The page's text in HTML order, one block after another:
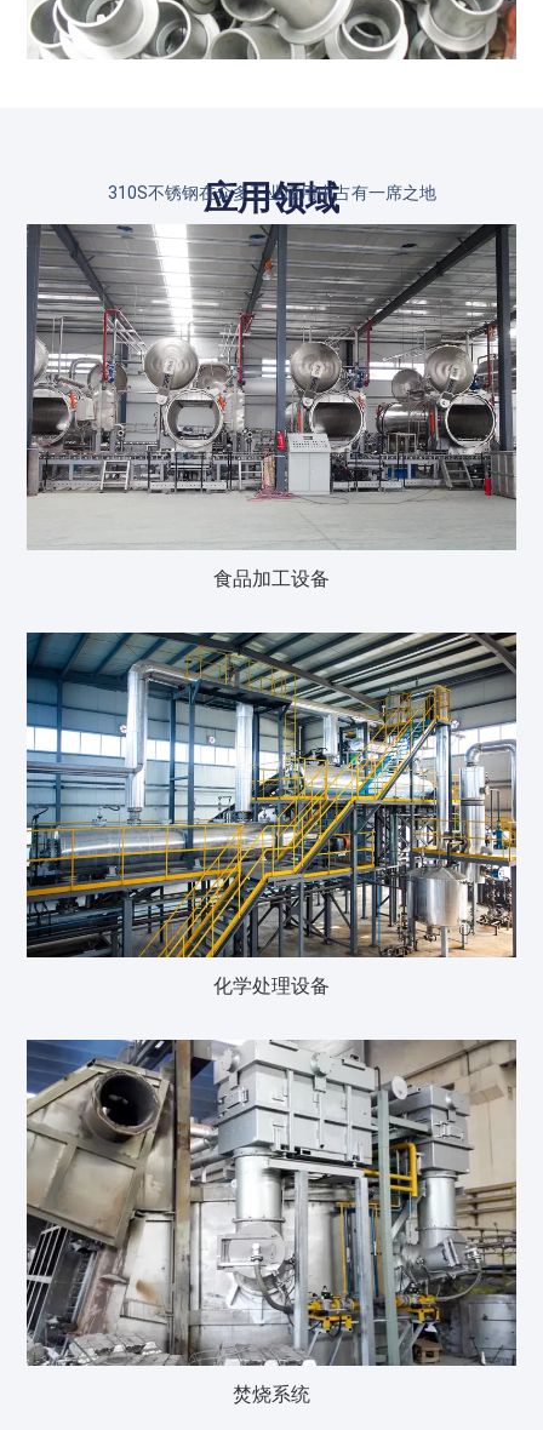
应用领域
310S不锈钢在众多工业应用中占有一席之地
食品加工设备
化学处理设备
焚烧系统